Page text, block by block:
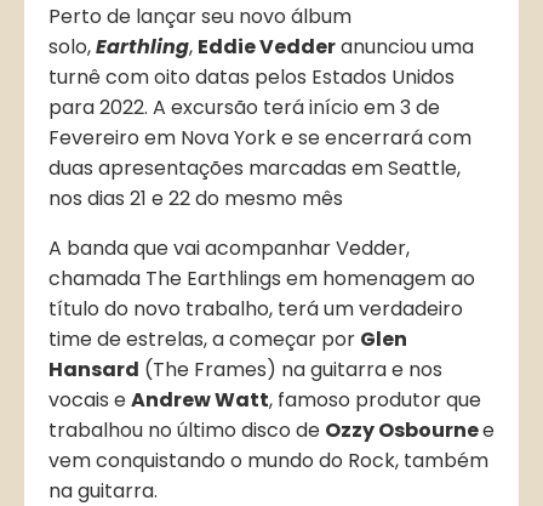
Perto de lançar seu novo álbum
solo,Earthling, Eddie Vedderanunciou uma
turnê com oito datas pelos Estados Unidos
para 2022. A excursão terá início em 3 de
Fevereiro em Nova York e se encerrará com
duas apresentações marcadas em Seattle,
nos dias 21 e 22 do mesmo mês
A banda que vai acompanhar Vedder,
chamada The Earthlings em homenagem ao
título do novo trabalho, terá um verdadeiro
time de estrelas, a começar por Glen
Hansard (The Frames) na guitarra e nos
vocais eAndrew Watt, famoso produtor que
trabalhou no último disco de Ozzy Osbournee
vem conquistando o mundo do Rock, também
na guitarra.